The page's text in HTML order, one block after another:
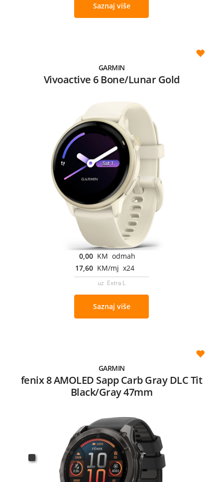
Saznaj više
GARMIN
Vivoactive 6 Bone/Lunar Gold
0,00 KM odmah
17,60 KM/mj x24
uz Extra L
Saznaj više
GARMIN
fenix 8 AMOLED Sapp Carb Gray DLC Tit
Black/Gray 47mm